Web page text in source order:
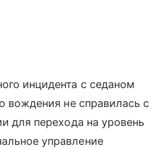
инцидента с седаном
вождения не справилась с
для перехода на уровень
управление